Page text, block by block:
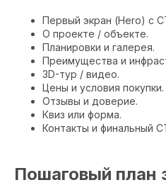
Первый экран (Hero) с
О проекте / объекте.
Планировки и галерея.
Преимущества и
3D-тур / видео.
Цены и условия покупки.
Отзывы и доверие.
Квиз или форма.
Контакты и финальный
Пошаговый план